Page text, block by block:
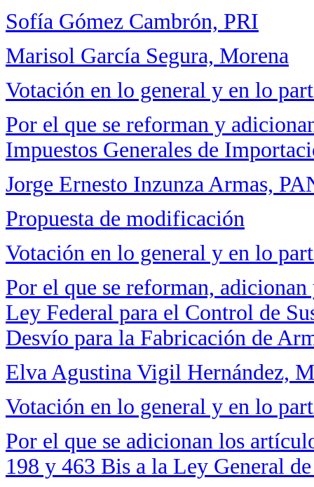
Sofía Gómez Cambrón, PRI
Marisol García Segura, Morena
Votación en lo general y en lo
Por el que se reforman y
Impuestos Generales de
Jorge Ernesto Inzunza Armas,
Propuesta de modificación
Votación en lo general y en lo
Por el que se reforman,
Ley Federal para el Control de
Desvío para la Fabricación de
Elva Agustina Vigil Hernández,
Votación en lo general y en lo
Por el que se adicionan los
198 y 463 Bis a la Ley General